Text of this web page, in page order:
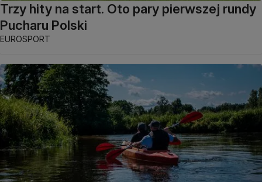
Trzy hity na start. Oto pary pierwszej rundy
Pucharu Polski
EUROSPORT